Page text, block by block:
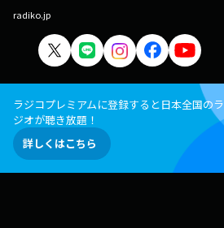
radiko.jp
ラジコプレミアムに登録すると日本全国のラ
ジオが聴き放題！
詳しくはこちら